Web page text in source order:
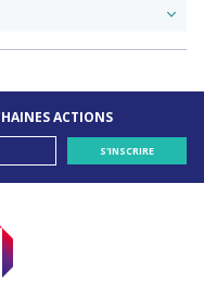
ACTIONS